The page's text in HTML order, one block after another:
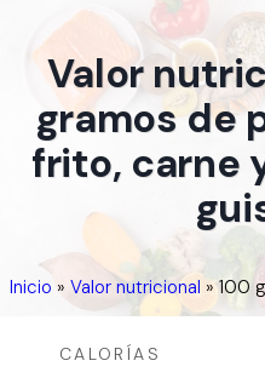
Valor
gramos de
frito, carne
Inicio » Valor nutricional » 100
CALORÍAS